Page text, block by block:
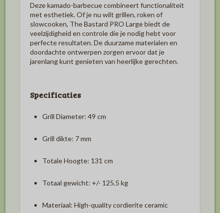
Deze kamado-barbecue combineert functionaliteit
met esthetiek.Of je nu wilt grillen, roken of
slowcooken, The Bastard PRO Largebiedt de
veelzijdigheid en controle die je nodig hebt voor
perfecte resultaten.De duurzame materialen en
doordachte ontwerpen zorgen ervoor dat je
jarenlang kunt genieten van heerlijke gerechten.
Specificaties
Grill Diameter: 49 cm
Grill dikte: 7 mm
Totale Hoogte: 131 cm
Totaal gewicht: +/- 125.5 kg
Materiaal: High-quality cordierite ceramic